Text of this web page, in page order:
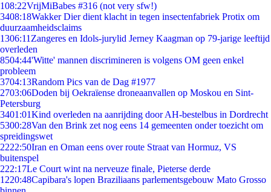
108:22VrijMiBabes #316 (not very sfw!)
3408:18Wakker Dier dient klacht in tegen insectenfabriek Protix om
duurzaamheidsclaims
1306:11 Zangeres en Idols-jurylid Jerney Kaagman op 79-jarige leeftijd
overleden
8504:44'Witte' mannen discrimineren is volgens OM geen enkel
probleem
3704:13Random Pics van de Dag #1977
2703:06Doden bij Oekraïense droneaanvallen op Moskou en Sint-
Petersburg
3401:01Kind overleden na aanrijding door AH-bestelbus in Dordrecht
5300:28Van den Brink zet nog eens 14 gemeenten onder toezicht om
spreidingswet
2222:50Iran en Oman eens over route Straat van Hormuz, VS
buitenspel
222:17Le Court wint na nerveuze finale, Pieterse derde
1220:48Capibara's lopen Braziliaans parlementsgebouw Mato Grosso